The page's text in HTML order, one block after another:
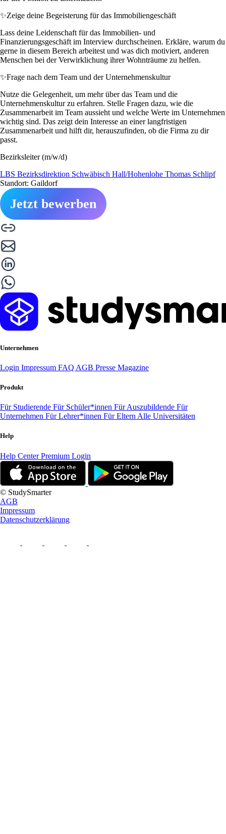
✨Zeige deine Begeisterung für das Immobiliengeschäft
Lass deine Leidenschaft für das Immobilien- und
Finanzierungsgeschäft im Interview durchscheinen. Erkläre, warum du
gerne in diesem Bereich arbeitest und was dich motiviert, anderen
Menschen bei der Verwirklichung ihrer Wohnträume zu helfen.
✨Frage nach dem Team und der Unternehmenskultur
Nutze die Gelegenheit, um mehr über das Team und die
Unternehmenskultur zu erfahren. Stelle Fragen dazu, wie die
Zusammenarbeit im Team aussieht und welche Werte im Unternehmen
wichtig sind. Das zeigt dein Interesse an einer langfristigen
Zusammenarbeit und hilft dir, herauszufinden, ob die Firma zu dir
passt.
Bezirksleiter (m/w/d)
LBS Bezirksdirektion Schwäbisch Hall/Hohenlohe Thomas Schlipf
Standort: Gaildorf
Jetzt bewerben
Unternehmen
Login Impressum FAQ AGB Presse Magazine
Produkt
Für Studierende Für Schüler*innen Für Auszubildende Für
Unternehmen Für Lehrer*innen Für Eltern Alle Universitäten
Help
Help CenterPremium Login
© StudySmarter
AGB
Impressum
Datenschutzerklärung